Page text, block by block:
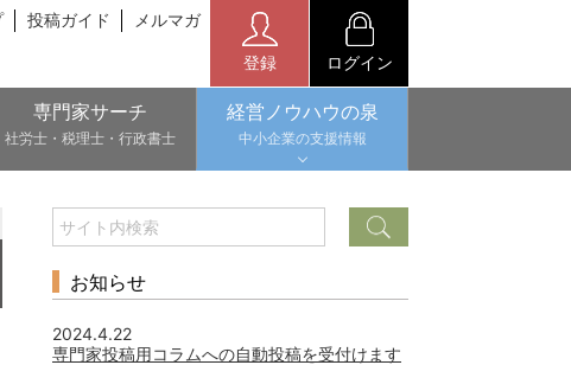
投稿ガイド メルマガ
登録 ログイン
専門家サーチ
社労士・税理士・行政書士
経営ノウハウの泉
中小企業の支援情報
お知らせ
2024.4.22
専門家投稿用コラムへの自動投稿を受付けます